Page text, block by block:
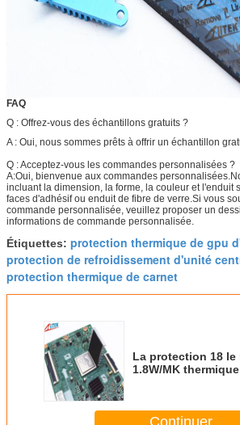
FAQ
Q : Offrez-vous des échantillons gratuits ?
A : Oui, nous sommes prêts à offrir un échantillon
Q : Acceptez-vous les commandes personnalisées ?
A:Oui, bienvenue aux commandes
incluant la dimension, la forme, la couleur et l'enduit
faces d'adhésif ou enduit de fibre de verre.Si vous
commande personnalisée, veuillez proposer un
informations de commande personnalisée.
Étiquettes: protection thermique de gpu
protection de refroidissement d'unité
protection thermique de carnet
La protection 18 le
1.8W/MK